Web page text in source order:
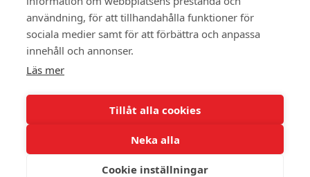
användning, för att tillhandahålla funktioner för
sociala medier samt för att förbättra och anpassa
innehåll och annonser.
Läs mer
Tillåt alla cookies
Neka alla
Cookie inställningar
första månaden
gratis.
PRENUMERERA
Få veckans bästa
artiklar på mejlen
PRENUMERERA